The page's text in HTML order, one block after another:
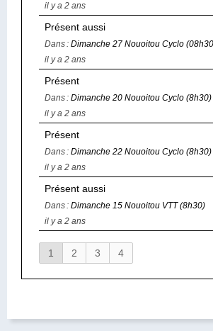
il y a 2 ans
Présent aussi
Dans : Dimanche 27 Nouoitou Cyclo
il y a 2 ans
Présent
Dans : Dimanche 20 Nouoitou Cyclo (8h30)
il y a 2 ans
Présent
Dans : Dimanche 22 Nouoitou Cyclo (8h30)
il y a 2 ans
Présent aussi
Dans : Dimanche 15 Nouoitou VTT (8h30)
il y a 2 ans
1 2 3 4